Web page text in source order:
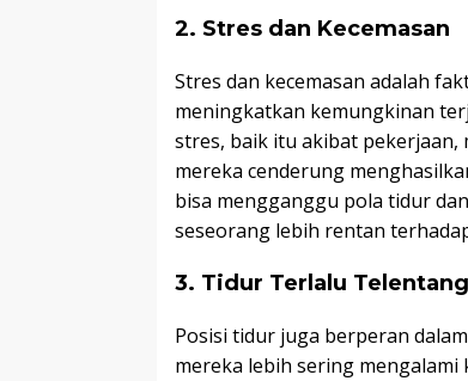
2. Stres dan Kecemasan
Stres dan kecemasan adalah
meningkatkan kemungkinan
stres, baik itu akibat pekerjaan,
mereka cenderung
bisa mengganggu pola tidur
seseorang lebih rentan
3. Tidur Terlalu Telentang
Posisi tidur juga berperan
mereka lebih sering